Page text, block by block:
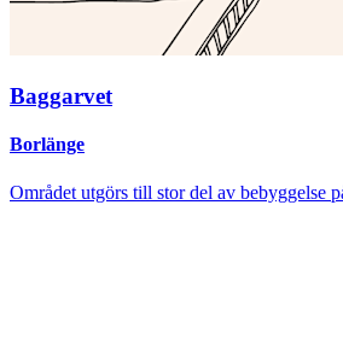
Baggarvet
Borlänge
Området utgörs till stor del av bebyggelse